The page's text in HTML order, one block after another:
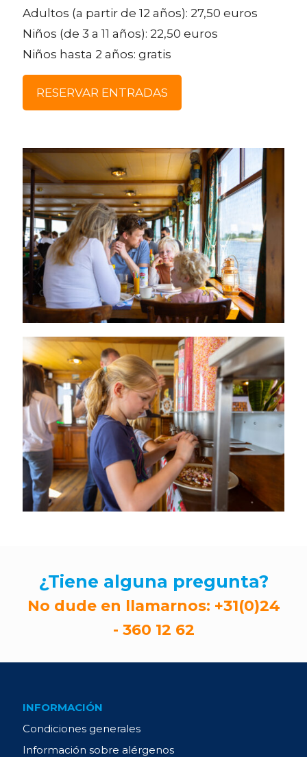
Adultos (a partir de 12 años): 27,50 euros
Niños (de 3 a 11 años): 22,50 euros
Niños hasta 2 años: gratis
RESERVAR ENTRADAS
¿Tiene alguna pregunta?
No dude en llamarnos: +31(0)24
- 360 12 62
INFORMACIÓN
Condiciones generales
Información sobre alérgenos